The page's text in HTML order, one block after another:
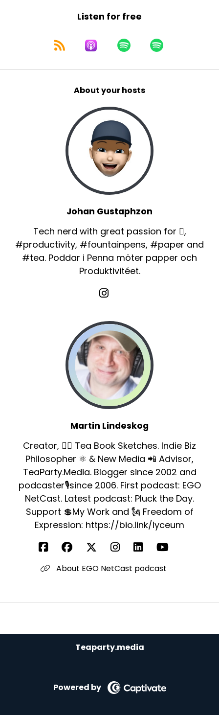
Listen for free
About your hosts
Johan Gustaphzon
Tech nerd with great passion for ,
#productivity, #fountainpens, #paper and
#tea. Poddar i Penna möter papper och
Produktivitéet.
Martin Lindeskog
Creator, ✍🏻 Tea Book Sketches. Indie Biz
Philosopher ⚛️ & New Media 📲 Advisor,
TeaParty.Media. Blogger since 2002 and
podcaster🎙since 2006. First podcast: EGO
NetCast. Latest podcast: Pluck the Day.
Support 💲My Work and 🗽 Freedom of
Expression: https://bio.link/lyceum
About EGO NetCast podcast
Teaparty.media
Powered by